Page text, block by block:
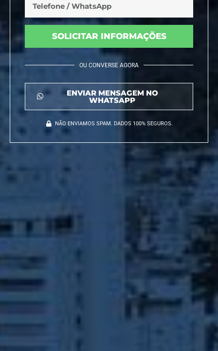
SOLICITAR INFORMAÇÕES
OU CONVERSE AGORA
ENVIAR MENSAGEM NO
WHATSAPP
NÃO ENVIAMOS SPAM. DADOS 100% SEGUROS.